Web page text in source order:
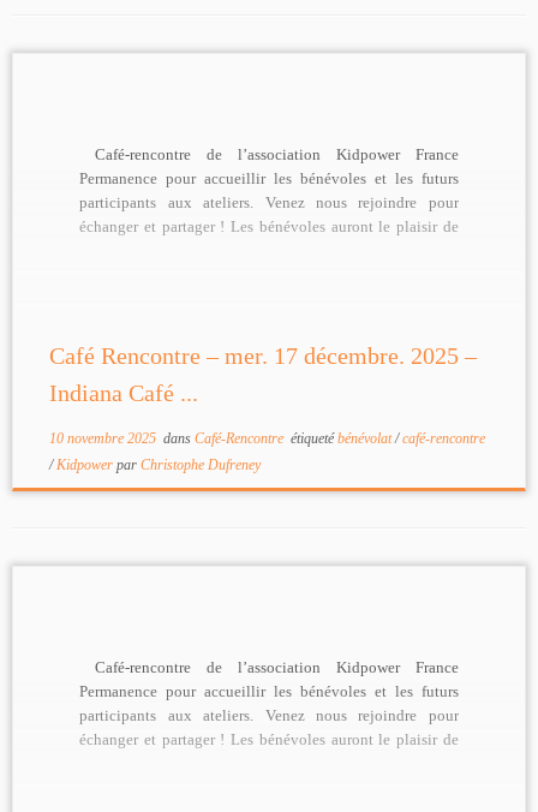
Café-rencontre de l’association Kidpower France
Permanence pour accueillir les bénévoles et les futurs
participants aux ateliers. Venez nous rejoindre pour
échanger et partager ! Les bénévoles auront le plaisir de
Café Rencontre – mer. 17 décembre. 2025 –
Indiana Café ...
10 novembre 2025dans Café-Rencontre étiquetébénévolat/café-rencontre
/Kidpower par Christophe Dufreney
Café-rencontre de l’association Kidpower France
Permanence pour accueillir les bénévoles et les futurs
participants aux ateliers. Venez nous rejoindre pour
échanger et partager ! Les bénévoles auront le plaisir de